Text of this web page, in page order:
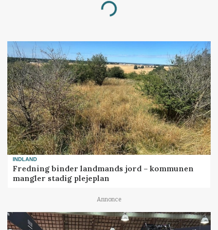
Loading...
INDLAND
Fredning binder landmands jord – kommunen
mangler stadig plejeplan
Annonce